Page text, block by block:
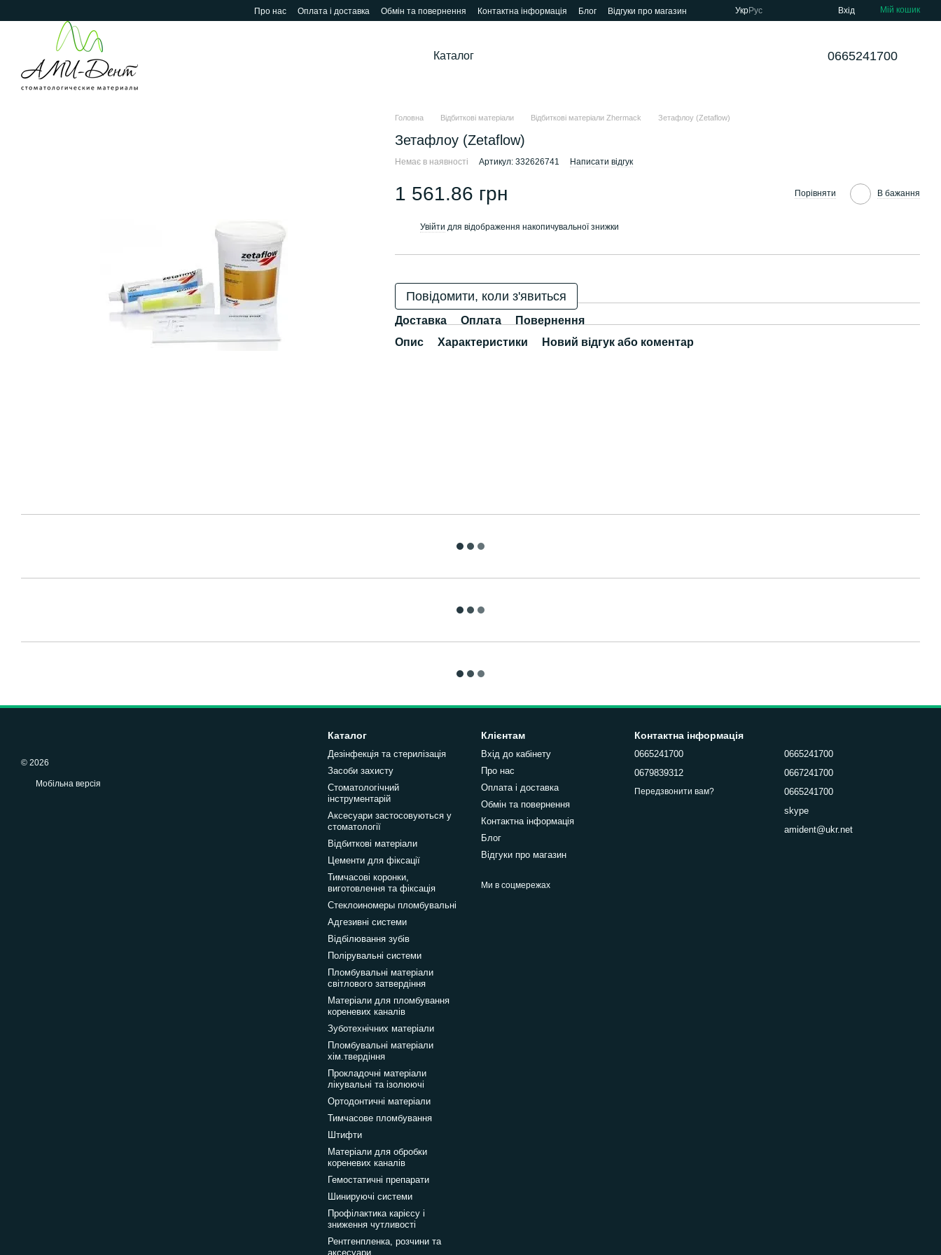
Про нас Оплата і доставка Обмін та повернення Контактна інформація Блог Відгуки про магазин УкрРус Вхід Мій кошик
Каталог 0665241700
Головна Відбиткові матеріали Відбиткові матеріали Zhermack Зетафлоу (Zetaflow)
Зетафлоу (Zetaflow)
Немає в наявності Артикул: 332626741 Написати відгук
1 561.86 грн Порівняти В бажання
Увійти для відображення накопичувальної знижки
Повідомити, коли з'явиться
Доставка Оплата
Повернення
Опис
Характеристики Новий відгук або коментар
© 2026
Мобільна версія
Каталог
Дезінфекція та стерилізація
Засоби захисту
Стоматологічний
інструментарій
Аксесуари застосовуються у
стоматології
Відбиткові матеріали
Цементи для фіксації
Тимчасові коронки,
виготовлення та фіксація
Стеклоиномеры пломбувальні
Адгезивні системи
Відбілювання зубів
Полірувальні системи
Пломбувальні матеріали
світлового затвердіння
Матеріали для пломбування
кореневих каналів
Зуботехнічних матеріали
Пломбувальні матеріали
хім.твердіння
Прокладочні матеріали
лікувальні та ізолюючі
Ортодонтичні матеріали
Тимчасове пломбування
Штифти
Матеріали для обробки
кореневих каналів
Гемостатичні препарати
Шинируючі системи
Профілактика карієсу і
зниження чутливості
Рентгенпленка, розчини та
аксесуари
Клієнтам
Вхід до кабінету
Про нас
Оплата і доставка
Обмін та повернення
Контактна інформація
Блог
Відгуки про магазин
Ми в соцмережах
Контактна інформація
0665241700
0679839312
Передзвонити вам?
0665241700
0667241700
0665241700
skype
amident@ukr.net